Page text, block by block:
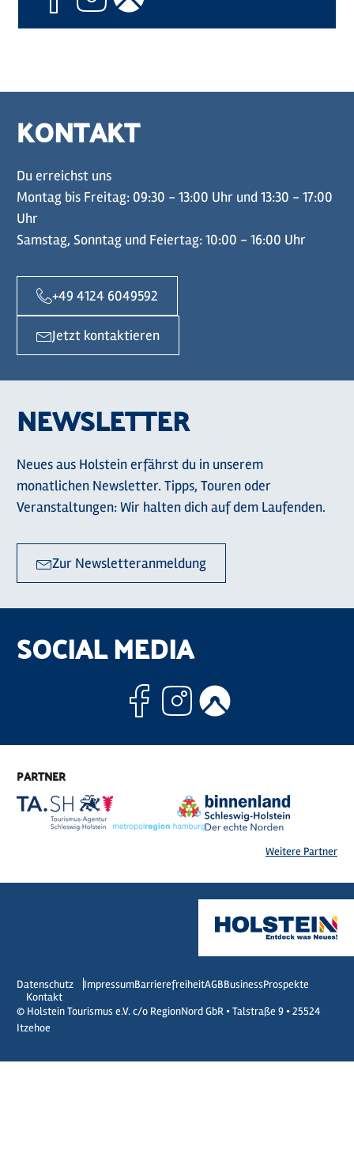
KONTAKT
Du erreichst uns
Montag bis Freitag: 09:30 - 13:00 Uhr und 13:30 - 17:00
Uhr
Samstag, Sonntag und Feiertag: 10:00 - 16:00 Uhr
+49 4124 6049592
Jetzt kontaktieren
NEWSLETTER
Neues aus Holstein erfährst du in unserem
monatlichen Newsletter. Tipps, Touren oder
Veranstaltungen: Wir halten dich auf dem Laufenden.
Zur Newsletteranmeldung
SOCIAL MEDIA
Facebook
Instagram
PARTNER
Weitere Partner
Datenschutz ImpressumBarrierefreiheitAGBBusinessProspekte
Kontakt
© Holstein Tourismus e.V. c/o RegionNord GbR • Talstraße 9 • 25524
Itzehoe